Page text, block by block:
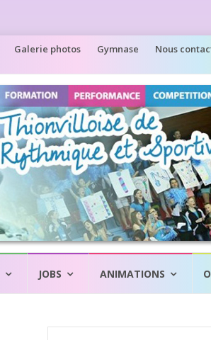
Galerie photos Gymnase Nous
JOBS ANIMATIONS